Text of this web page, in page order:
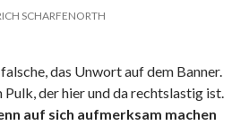
SCHARFENORTH
das Unwort auf dem Banner.
Pulk, der hier und da rechtslastig ist.
auf sich aufmerksam machen